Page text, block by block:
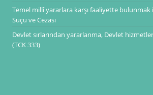
Temel millî yararlara karşı faaliyette bulunmak
Suçu ve Cezası
Devlet sırlarından yararlanma, Devlet
(TCK 333)